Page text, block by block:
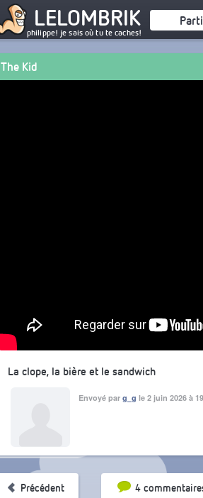
LELOMBRIK
philippe! je sais où tu te caches!
The Kid
La clope, la bière et le sandwich
Envoyé par g_g le 2 juin 2026 à
Précédent 4Tri par